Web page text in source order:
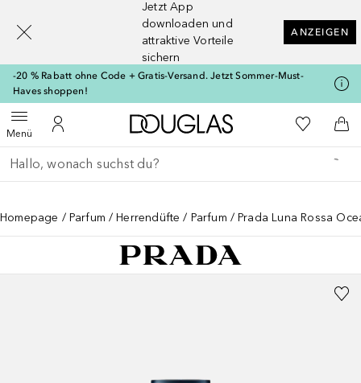
Jetzt App
downloaden und
attraktive Vorteile
sichern
ANZEIGEN
-20 % Rabatt ohne Code + Gratis-Versand. Jetzt Sommer-Must-
Haves shoppen!
MenüMenü öffnenZu Meinem Kundenkonto
Zur Douglas Startseite
Zu Meiner
Gehe zurück
Suche ausführen
Homepage Parfum Herrendüfte Parfum Prada Luna Rossa
[navigation.slideout.screenreader]